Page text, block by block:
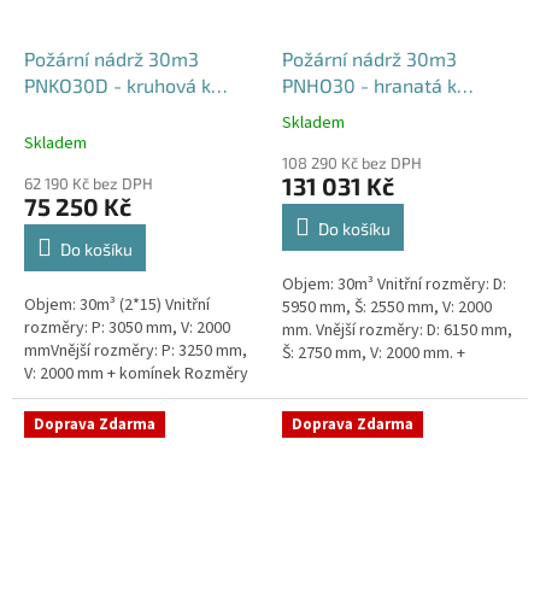
Požární nádrž 30m3
PNKO30D - kruhová k
Skladem
62 190 Kč bez DPH
75 250 Kč
Do košíku
Objem: 30m³ (2*15) Vnitřní
rozměry: P: 3050 mm, V: 2000
mmVnější rozměry: P: 3250 mm,
V: 2000 mm + komínek Rozměry
nádrže možno jakkoliv upravit -
vyrobíme nádrž na...
Požární nádrž 30m3
PNHO30 - hranatá k
obetonování
Průměrné
produktu
je
5,0
hvězdiček.
Skladem
108 290 Kč bez DPH
131 031 Kč
Do košíku
Objem: 30m³ Vnitřní rozměry: D:
5950 mm, Š: 2550 mm, V: 2000
mm. Vnější rozměry: D: 6150 mm,
Š: 2750 mm, V: 2000 mm. +
týdny od objednávky....
Doprava Zdarma Doprava Zdarma